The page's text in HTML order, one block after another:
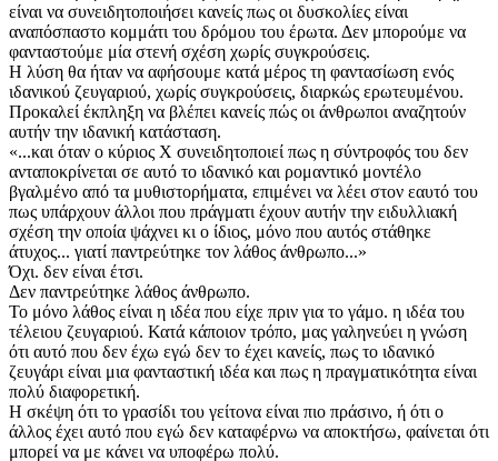
είναι να συνειδητοποιήσει κανείς πως οι δυσκολίες είναι
αναπόσπαστο κομμάτι του δρόμου του έρωτα. Δεν μπορούμε να
φανταστούμε μία στενή σχέση χωρίς συγκρούσεις.
Η λύση θα ήταν να αφήσουμε κατά μέρος τη φαντασίωση ενός
ιδανικού ζευγαριού, χωρίς συγκρούσεις, διαρκώς ερωτευμένου.
Προκαλεί έκπληξη να βλέπει κανείς πώς οι άνθρωποι αναζητούν
αυτήν την ιδανική κατάσταση.
«...και όταν ο κύριος Χ συνειδητοποιεί πως η σύντροφός του δεν
ανταποκρίνεται σε αυτό το ιδανικό και ρομαντικό μοντέλο
βγαλμένο από τα μυθιστορήματα, επιμένει να λέει στον εαυτό του
πως υπάρχουν άλλοι που πράγματι έχουν αυτήν την ειδυλλιακή
σχέση την οποία ψάχνει κι ο ίδιος, μόνο που αυτός στάθηκε
άτυχος... γιατί παντρεύτηκε τον λάθος άνθρωπο...»
Όχι. δεν είναι έτσι.
Δεν παντρεύτηκε λάθος άνθρωπο.
Το μόνο λάθος είναι η ιδέα που είχε πριν για το γάμο. η ιδέα του
τέλειου ζευγαριού. Κατά κάποιον τρόπο, μας γαληνεύει η γνώση
ότι αυτό που δεν έχω εγώ δεν το έχει κανείς, πως το ιδανικό
ζευγάρι είναι μια φανταστική ιδέα και πως η πραγματικότητα είναι
πολύ διαφορετική.
Η σκέψη ότι το γρασίδι του γείτονα είναι πιο πράσινο, ή ότι ο
άλλος έχει αυτό που εγώ δεν καταφέρνω να αποκτήσω, φαίνεται ότι
μπορεί να με κάνει να υποφέρω πολύ.